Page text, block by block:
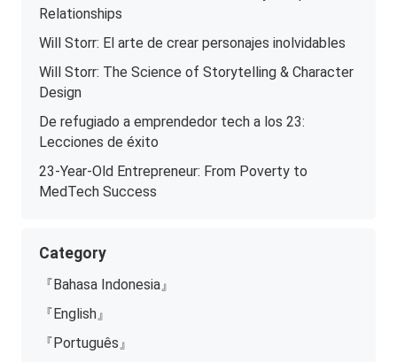
Relationships
Will Storr: El arte de crear personajes inolvidables
Will Storr: The Science of Storytelling & Character
Design
De refugiado a emprendedor tech a los 23:
Lecciones de éxito
23-Year-Old Entrepreneur: From Poverty to
MedTech Success
Category
『Bahasa Indonesia』
『English』
『Português』